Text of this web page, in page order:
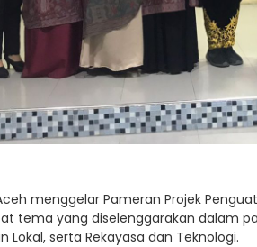
menggelar Pameran Projek
tema yang diselenggarakan dalam
Lokal, serta Rekayasa dan Teknologi.